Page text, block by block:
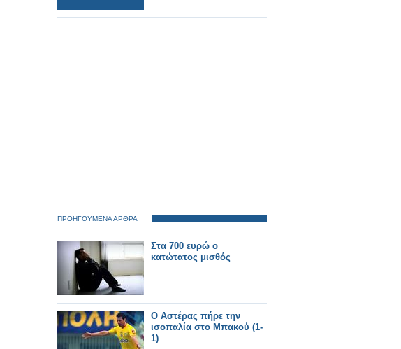
ΠΡΟΗΓΟΥΜΕΝΑ ΑΡΘΡΑ
Στα 700 ευρώ ο
κατώτατος μισθός
Ο Αστέρας πήρε την
ισοπαλία στο Μπακού (1-
1)